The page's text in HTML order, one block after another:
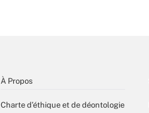
À Propos
Charte d’éthique et de déontologie